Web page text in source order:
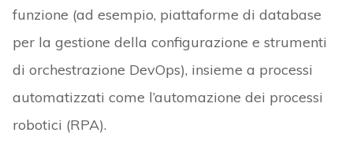
funzione (ad esempio, piattaforme di database
per la gestione della configurazione e strumenti
di orchestrazione DevOps), insieme a processi
automatizzati come l’automazione dei processi
robotici (RPA).